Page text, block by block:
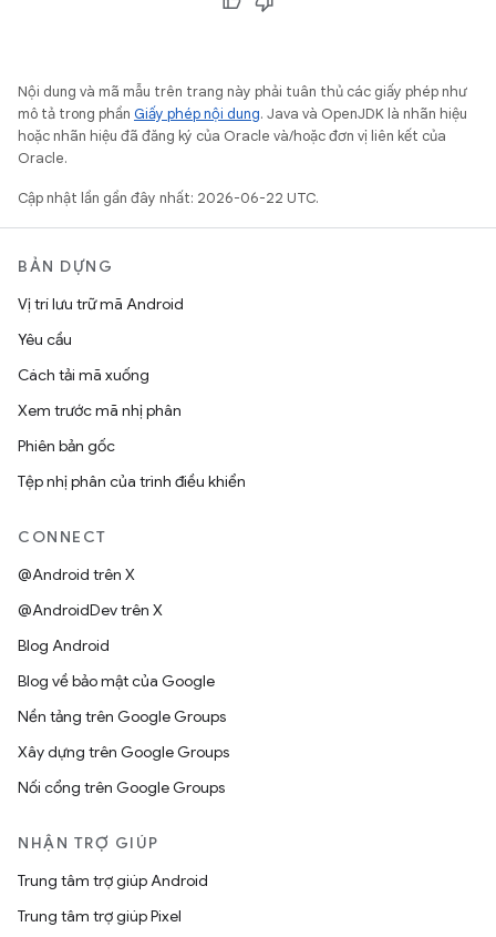
Nội dung và mã mẫu trên trang này phải tuân thủ các giấy phép như
mô tả trong phần Giấy phép nội dung. Java và OpenJDK là nhãn hiệu
hoặc nhãn hiệu đã đăng ký của Oracle và/hoặc đơn vị liên kết của
Oracle.
Cập nhật lần gần đây nhất: 2026-06-22 UTC.
BẢN DỰNG
Vị trí lưu trữ mã Android
Yêu cầu
Cách tải mã xuống
Xem trước mã nhị phân
Phiên bản gốc
Tệp nhị phân của trình điều khiển
CONNECT
@Android trên X
@AndroidDev trên X
Blog Android
Blog về bảo mật của Google
Nền tảng trên Google Groups
Xây dựng trên Google Groups
Nối cổng trên Google Groups
NHẬN TRỢ GIÚP
Trung tâm trợ giúp Android
Trung tâm trợ giúp Pixel